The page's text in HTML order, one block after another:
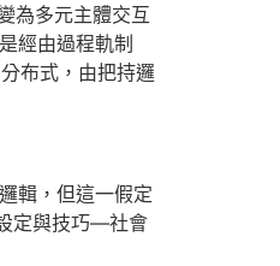
為多元主體交互
經由過程軌制
布式，由把持邏
輯，但這一假定
定與技巧—社會